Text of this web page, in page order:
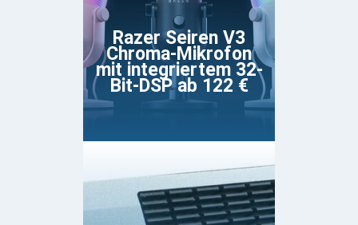
Razer Seiren V3
Chroma-Mikrofon
mit integriertem 32-
Bit-DSP ab 122 €